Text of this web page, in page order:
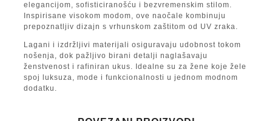
elegancijom, sofisticiranošću i bezvremenskim stilom.
Inspirisane visokom modom, ove naočale kombinuju
prepoznatljiv dizajn s vrhunskom zaštitom od UV zraka.
Lagani i izdržljivi materijali osiguravaju udobnost tokom
nošenja, dok pažljivo birani detalji naglašavaju
ženstvenost i rafiniran ukus. Idealne su za žene koje žele
spoj luksuza, mode i funkcionalnosti u jednom modnom
dodatku.